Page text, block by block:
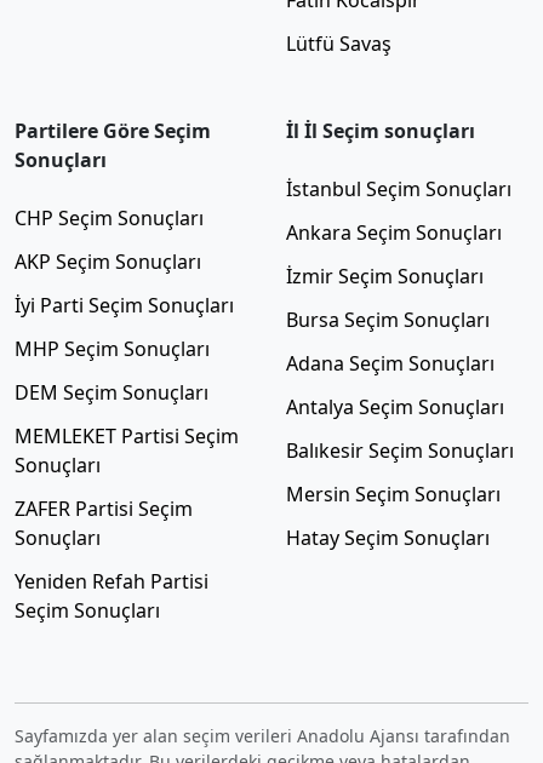
Lütfü Savaş
Partilere Göre Seçim
Sonuçları
CHP Seçim Sonuçları
AKP Seçim Sonuçları
İyi Parti Seçim Sonuçları
MHP Seçim Sonuçları
DEM Seçim Sonuçları
MEMLEKET Partisi Seçim
Sonuçları
ZAFER Partisi Seçim
Sonuçları
Yeniden Refah Partisi
Seçim Sonuçları
İl İl Seçim sonuçları
İstanbul Seçim Sonuçları
Ankara Seçim Sonuçları
İzmir Seçim Sonuçları
Bursa Seçim Sonuçları
Adana Seçim Sonuçları
Antalya Seçim Sonuçları
Balıkesir Seçim Sonuçları
Mersin Seçim Sonuçları
Hatay Seçim Sonuçları
Sayfamızda yer alan seçim verileri Anadolu Ajansı tarafından